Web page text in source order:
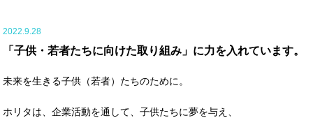
2022.9.28
「子供・若者たちに向けた取り組み」に力を入れています。
未来を生きる子供（若者）たちのために。
ホリタは、企業活動を通して、子供たちに夢を与え、